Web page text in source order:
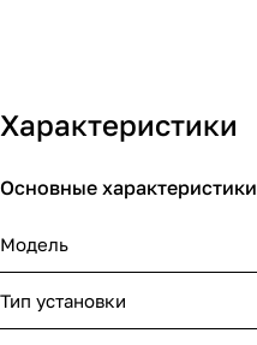
Характеристики
Основные характеристики
Модель
Тип установки